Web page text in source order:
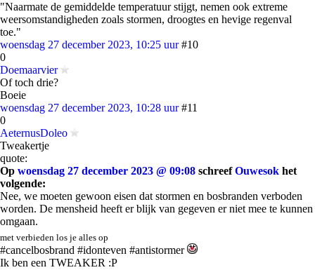
"Naarmate de gemiddelde temperatuur stijgt, nemen ook extreme
weersomstandigheden zoals stormen, droogtes en hevige regenval
toe."
woensdag 27 december 2023, 10:25 uur #10
0
Doemaarvier
Of toch drie?
Boeie
woensdag 27 december 2023, 10:28 uur #11
0
AeternusDoleo
Tweakertje
quote:
Op woensdag 27 december 2023 @ 09:08 schreefOuwesok het
volgende:
Nee, we moeten gewoon eisen dat stormen en bosbranden verboden
worden. De mensheid heeft er blijk van gegeven er niet mee te kunnen
omgaan.
met verbieden los je alles op
#cancelbosbrand #idonteven #antistormer
Ik ben een TWEAKER :P